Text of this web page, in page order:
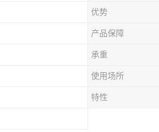
优势
产品保障
承重
使用场所
特性